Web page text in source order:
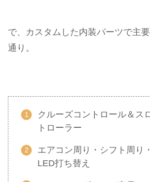
で、カスタムした内装パーツで主
通り。
クルーズコントロール＆ス
トローラー
エアコン周り・シフト周り
LED打ち替え